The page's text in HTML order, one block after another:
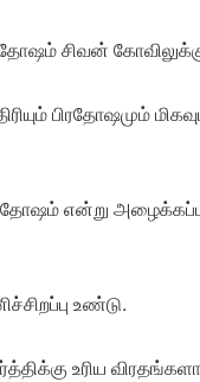
சிவன்
பிரதோஷமும்
என்று
உண்டு.
உரிய